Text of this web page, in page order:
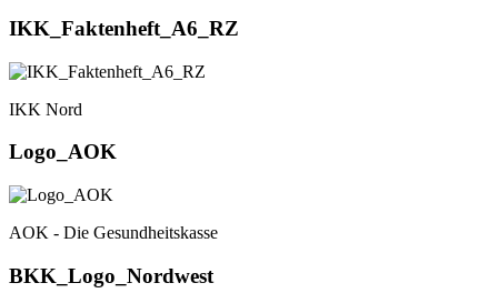
IKK_Faktenheft_A6_RZ
IKK Nord
Logo_AOK
AOK - Die Gesundheitskasse
BKK_Logo_Nordwest